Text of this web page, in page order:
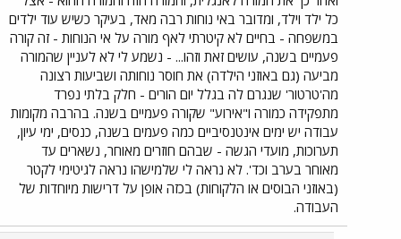
כל ילד וילד, ומדובר באי נוחות רבה מאד, בעיקר כשיש עוד ילדים
במשפחה - בחיים לא קיטרתי לאף מורה על אי הנוחות - זה קורה
פעמיים בשנה, עושים זאת וזהו... - נשמע לי לא לעניין שהמורה
מביעה (גם באוזני הילדה) את חוסר נוחותה ושביעות רצונה
מה'טרטור' שנגרם לה בגלל יום הורים - חלק בלתי נפרד
מתפקידה כמורה ו"אירוע" שקורה פעמיים בשנה. בהרבה מקומות
עבודה יש ימים אינטנסיביים כמה פעמים בשנה, כנסים, ימי עיון,
תערוכות, מועדי הגשה - שבהם חוזרים מאוחר, נשארים עד
מאוחר בערב וכד'. לא נראה לי שלמישהו נראה לגיטימי לקטר
(באוזני הבוסים או הלקוחות) בכזה אופן על דרישות מיוחדות של
העבודה.